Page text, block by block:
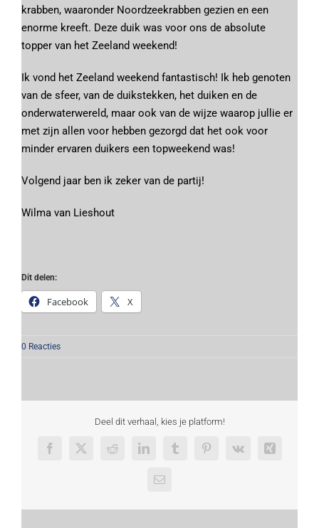
krabben, waaronder Noordzeekrabben gezien en een
enorme kreeft. Deze duik was voor ons de absolute
topper van het Zeeland weekend!
Ik vond het Zeeland weekend fantastisch! Ik heb genoten
van de sfeer, van de duikstekken, het duiken en de
onderwaterwereld, maar ook van de wijze waarop jullie er
met zijn allen voor hebben gezorgd dat het ook voor
minder ervaren duikers een topweekend was!
Volgend jaar ben ik zeker van de partij!
Wilma van Lieshout
Dit delen:
Facebook X
0 Reacties
Deel dit verhaal, kies je platform!
Facebook
X RedditLinkedInTumblrPinterest
Vk Xing
E-